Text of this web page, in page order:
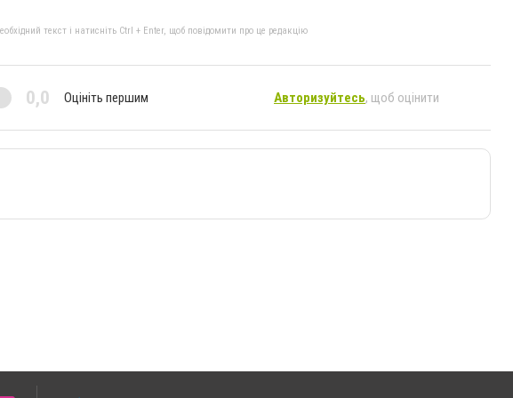
текст і натисніть Ctrl + Enter, щоб повідомити про це редакцію
0,0 Оцініть першим Авторизуйтесь, щоб оцінити